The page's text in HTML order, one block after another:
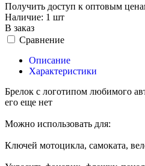
Получить доступ к оптовым
Наличие: 1 шт
В заказ
Сравнение
Описание
Характеристики
Брелок с логотипом любимого
его еще нет
Можно использовать для:
Ключей мотоцикла, самоката,